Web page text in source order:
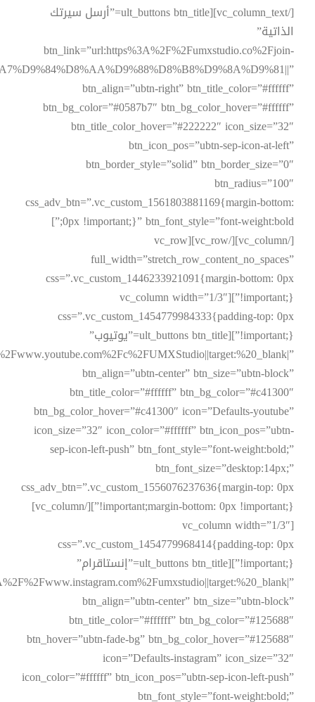
[/vc_column_text][ult_buttons btn_title=”أرسل سيرتك
الذاتية”
btn_link=”url:https%3A%2F%2Fumxstudio.co%2Fjoin-
btn_align=”ubtn-right” btn_title_color=”#ffffff”
btn_bg_color=”#0587b7″ btn_bg_color_hover=”#ffffff”
btn_title_color_hover=”#222222″ icon_size=”32″
btn_icon_pos=”ubtn-sep-icon-at-left”
btn_border_style=”solid” btn_border_size=”0″
btn_radius=”100″
css_adv_btn=”.vc_custom_1561803881169{margin-bottom:
0px !important;}” btn_font_style=”font-weight:bold;”]
[/vc_column][/vc_row][vc_row
full_width=”stretch_row_content_no_spaces”
css=”.vc_custom_1446233921091{margin-bottom: 0px
!important;}”][vc_column width=”1/3″
css=”.vc_custom_1454779984333{padding-top: 0px
!important;}”][ult_buttons btn_title=”يوتيوب”
btn_align=”ubtn-center” btn_size=”ubtn-block”
btn_title_color=”#ffffff” btn_bg_color=”#c41300″
btn_bg_color_hover=”#c41300″ icon=”Defaults-youtube”
icon_size=”32″ icon_color=”#ffffff” btn_icon_pos=”ubtn-
sep-icon-left-push” btn_font_style=”font-weight:bold;”
btn_font_size=”desktop:14px;”
css_adv_btn=”.vc_custom_1556076237636{margin-top: 0px
!important;margin-bottom: 0px !important;}”][/vc_column]
[vc_column width=”1/3″
css=”.vc_custom_1454779968414{padding-top: 0px
!important;}”][ult_buttons btn_title=”إنستاقرام”
btn_align=”ubtn-center” btn_size=”ubtn-block”
btn_title_color=”#ffffff” btn_bg_color=”#125688″
btn_hover=”ubtn-fade-bg” btn_bg_color_hover=”#125688″
icon=”Defaults-instagram” icon_size=”32″
icon_color=”#ffffff” btn_icon_pos=”ubtn-sep-icon-left-push”
btn_font_style=”font-weight:bold;”